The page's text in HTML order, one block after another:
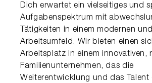
Dich erwartet ein vielseitiges und
Aufgabenspektrum mit
Tätigkeiten in einem modernen
Arbeitsumfeld. Wir bieten einen
Arbeitsplatz in einem innovativen,
Familienunternehmen, das die
Weiterentwicklung und das Talent